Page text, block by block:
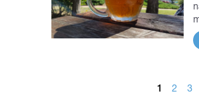
1 2 3